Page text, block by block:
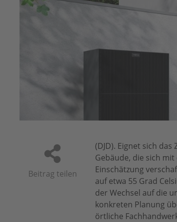
Beitrag teilen
(DJD). Eignet sich
Gebäude, die sich
Einschätzung
auf etwa 55 Grad
der Wechsel auf die
konkreten Planung
örtliche